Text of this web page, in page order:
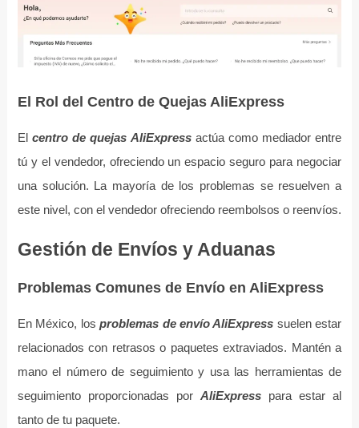
El Rol del Centro de Quejas AliExpress
Elcentro de quejas AliExpressactúa como mediador entre
tú y el vendedor, ofreciendo un espacio seguro para negociar
una solución. La mayoría de los problemas se resuelven a
este nivel, con el vendedor ofreciendo reembolsos o reenvíos.
Gestión de Envíos y Aduanas
Problemas Comunes de Envío en AliExpress
En México, losproblemas de envío AliExpress suelen estar
relacionados con retrasos o paquetes extraviados. Mantén a
mano el número de seguimiento y usa las herramientas de
seguimiento proporcionadas por AliExpress para estar al
tanto de tu paquete.